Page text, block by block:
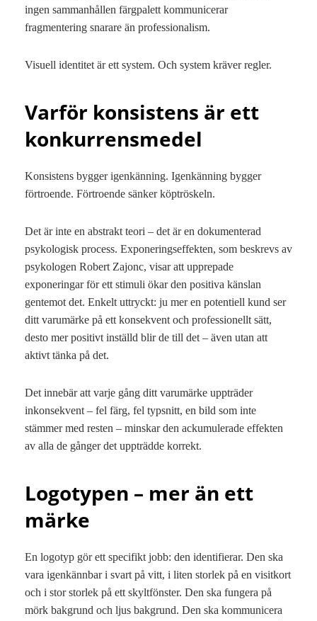
ingen sammanhållen färgpalett kommunicerar
fragmentering snarare än professionalism.
Visuell identitet är ett system. Och system kräver regler.
Varför konsistens är ett
konkurrensmedel
Konsistens bygger igenkänning. Igenkänning bygger
förtroende. Förtroende sänker köptröskeln.
Det är inte en abstrakt teori – det är en dokumenterad
psykologisk process. Exponeringseffekten, som beskrevs av
psykologen Robert Zajonc, visar att upprepade
exponeringar för ett stimuli ökar den positiva känslan
gentemot det. Enkelt uttryckt: ju mer en potentiell kund ser
ditt varumärke på ett konsekvent och professionellt sätt,
desto mer positivt inställd blir de till det – även utan att
aktivt tänka på det.
Det innebär att varje gång ditt varumärke uppträder
inkonsekvent – fel färg, fel typsnitt, en bild som inte
stämmer med resten – minskar den ackumulerade effekten
av alla de gånger det uppträdde korrekt.
Logotypen – mer än ett
märke
En logotyp gör ett specifikt jobb: den identifierar. Den ska
vara igenkännbar i svart på vitt, i liten storlek på en visitkort
och i stor storlek på ett skyltfönster. Den ska fungera på
mörk bakgrund och ljus bakgrund. Den ska kommunicera